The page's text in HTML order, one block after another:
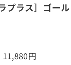
プラス］ゴール
円